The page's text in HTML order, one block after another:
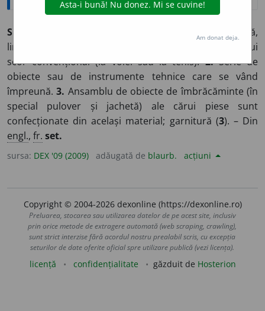
SET,
Parte dintr-o întâlnire sportivă,
limitată de epuizarea unui timp sau de realizarea unui
scor convențional (la volei sau la tenis).2.Serie de
obiecte sau de instrumente tehnice care se vând
împreună.3. Ansamblu de obiecte de îmbrăcăminte (în
special pulover și jachetă) ale cărui piese sunt
confecționate din același material; garnitură (3). – Din
engl., fr. set.
sursa: DEX '09 (2009) adăugată de blaurb. acțiuni
Copyright © 2004-2026 dexonline (https://dexonline.ro)
Preluarea, stocarea sau utilizarea datelor de pe acest site, inclusiv
prin orice metode de extragere automată (web scraping, crawling),
sunt strict interzise fără acordul nostru prealabil scris, cu excepția
seturilor de date oferite oficial spre utilizare publică (vezi licența).
licență confidențialitate găzduit de Hosterion
Am donat deja.